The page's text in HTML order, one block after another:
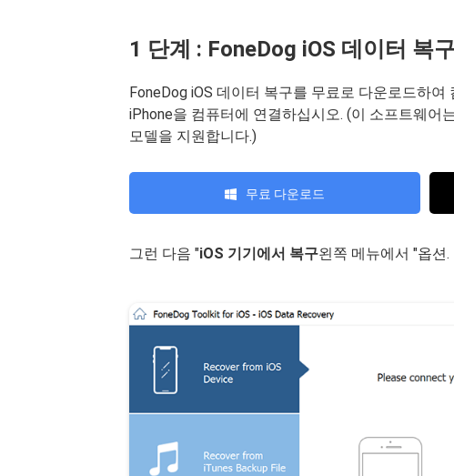
1 단계 : FoneDog iOS 데이터 복
FoneDog iOS 데이터 복구를 무료로 다운로드하
iPhone을 컴퓨터에 연결하십시오. (이 소프트웨어
모델을 지원합니다.)
무료 다운로드
그런 다음 "iOS 기기에서 복구왼쪽 메뉴에서 "옵션.